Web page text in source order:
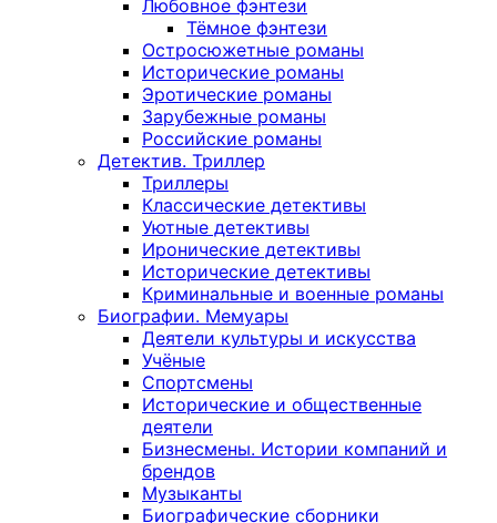
Любовное фэнтези
Тёмное фэнтези
Остросюжетные романы
Исторические романы
Эротические романы
Зарубежные романы
Российские романы
Детектив. Триллер
Триллеры
Классические детективы
Уютные детективы
Иронические детективы
Исторические детективы
Криминальные и военные романы
Биографии. Мемуары
Деятели культуры и искусства
Учёные
Спортсмены
Исторические и общественные
деятели
Бизнесмены. Истории компаний и
брендов
Музыканты
Биографические сборники